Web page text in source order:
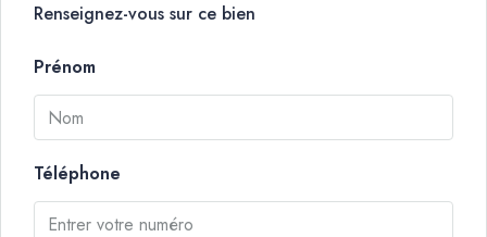
Renseignez-vous sur ce bien
Prénom
Téléphone